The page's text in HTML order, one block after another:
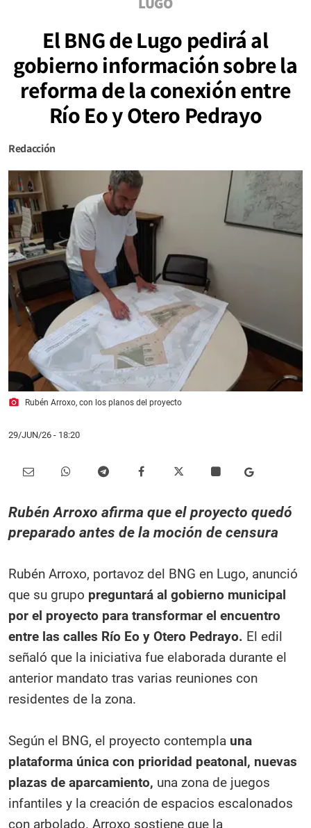
El BNG de Lugo pedirá al
gobierno información sobre la
reforma de la conexión entre
Río Eo y Otero Pedrayo
Redacción
photo_camera Rubén Arroxo, con los planos del proyecto
29/JUN/26 - 18:20
Rubén Arroxo afirma que el proyecto quedó
preparado antes de la moción de censura
Rubén Arroxo, portavoz del BNG en Lugo, anunció
que su grupo preguntará al gobierno municipal
por el proyecto para transformar el encuentro
entre las calles Río Eo y Otero Pedrayo. El edil
señaló que la iniciativa fue elaborada durante el
anterior mandato tras varias reuniones con
residentes de la zona.
Según el BNG, el proyecto contempla una
plataforma única con prioridad peatonal, nuevas
plazas de aparcamiento, una zona de juegos
infantiles y la creación de espacios escalonados
con arbolado. Arroxo sostiene que la